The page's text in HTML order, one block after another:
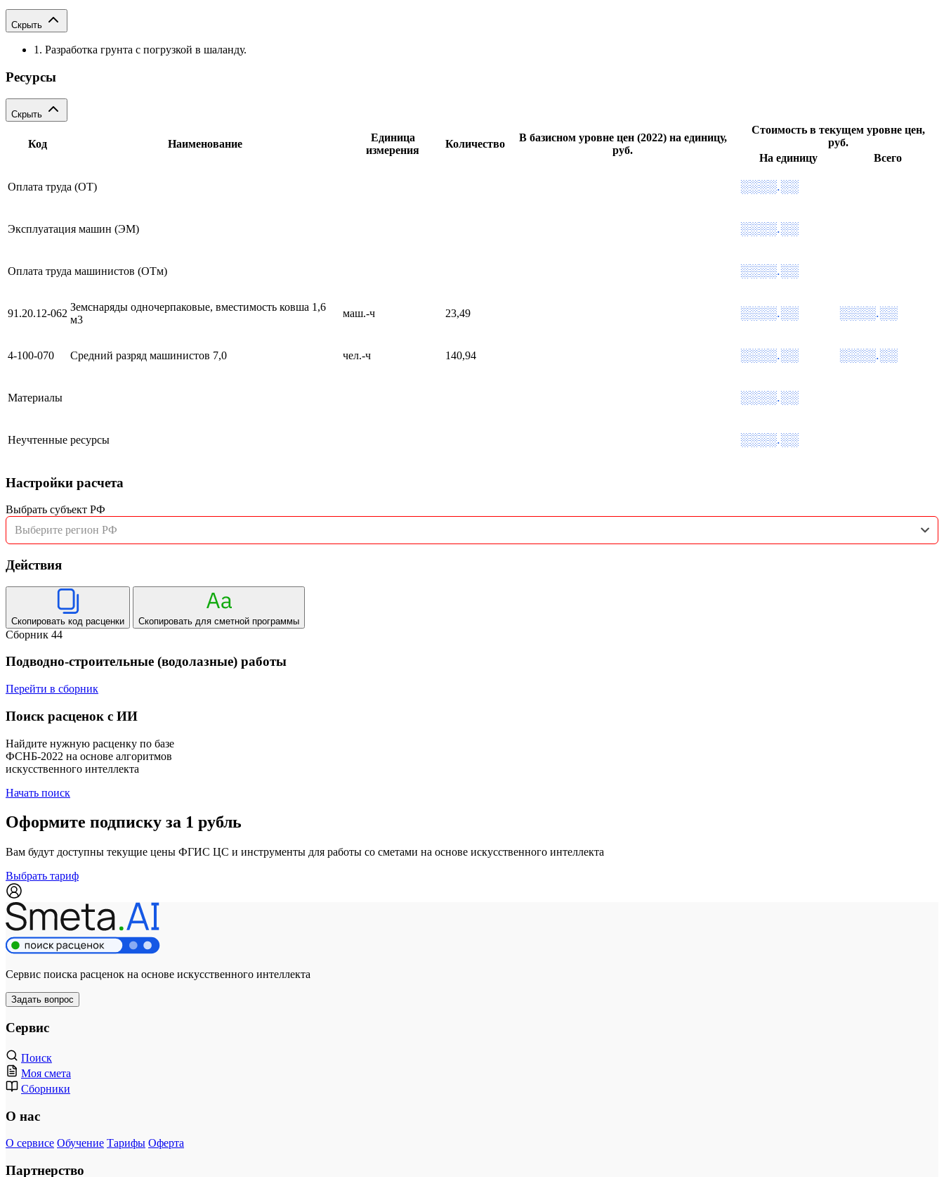
Скрыть
1. Разработка грунта с погрузкой в шаланду.
Ресурсы
Скрыть
Код Наименование
Единица
измерения
Количество
В базисном уровне цен (2022) на единицу,
руб.
Стоимость в текущем уровне цен,
руб.
На единицу
Всего
Оплата труда (ОТ) ░░░░.░░
Эксплуатация машин (ЭМ) ░░░░.░░
Оплата труда машинистов (ОТм) ░░░░.░░
91.20.12-062
Земснаряды одночерпаковые, вместимость ковша 1,6
м3
маш.-ч 23,49 ░░░░.░░ ░░░░.░░
4-100-070 Средний разряд машинистов 7,0 чел.-ч 140,94 ░░░░.░░ ░░░░.░░
Материалы ░░░░.░░
Неучтенные ресурсы ░░░░.░░
Настройки расчета
Выбрать субъект РФ
Выберите регион РФ
Действия
Скопировать код расценки Скопировать для сметной программы
Сборник 44
Подводно-строительные (водолазные) работы
Перейти в сборник
Поиск расценок с ИИ
Найдите нужную расценку по базе
ФСНБ-2022 на основе алгоритмов
искусственного интеллекта
Начать поиск
Оформите подписку за 1 рубль
Вам будут доступны текущие цены ФГИС ЦС и инструменты для работы со сметами на основе искусственного интеллекта
Выбрать тариф
Сервис поиска расценок на основе искусственного интеллекта
Задать вопрос
Сервис
Поиск
Моя смета
Сборники
О нас
О сервисе Обучение Тарифы Оферта
Партнерство